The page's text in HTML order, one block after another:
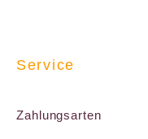
Service
Zahlungsarten